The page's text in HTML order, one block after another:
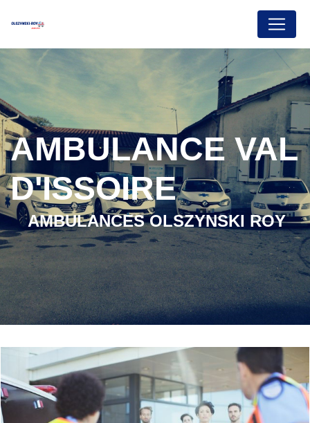
AMBULANCE VAL
D'ISSOIRE
AMBULANCES OLSZYNSKI ROY